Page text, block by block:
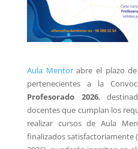
Aula Mentorabre el plazo de
pertenecientes a la
Profesorado 2026,
docentes que cumplan los
realizar cursos de Aula
finalizados